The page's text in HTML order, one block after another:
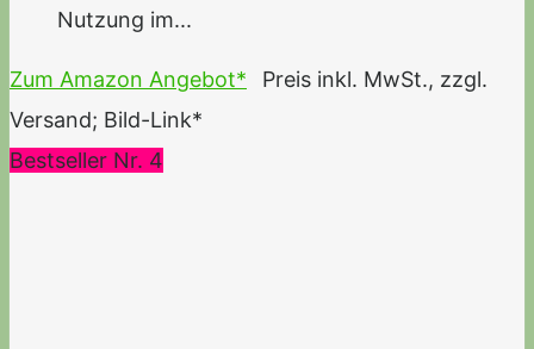
Nutzung im...
Zum Amazon Angebot*
Preis inkl. MwSt., zzgl.
Versand; Bild-Link*
Bestseller Nr. 4